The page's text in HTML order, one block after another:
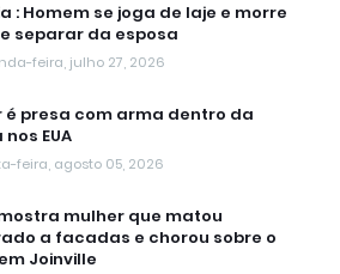
: Homem se joga de laje e morre
separar da esposa
feira, julho 27, 2026
é presa com arma dentro da
EUA
feira, agosto 05, 2026
mulher que matou
a facadas e chorou sobre o
Joinville